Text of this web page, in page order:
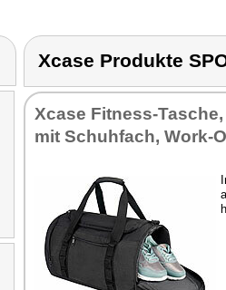
Xcase Produkte
Xcase Fitness-
mit Schuhfach, Work-